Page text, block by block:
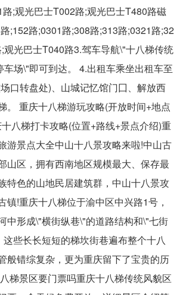
;观光巴士T002路;观光巴士T480路磁
;152路;0301路;308路;313路;0321路;32
观光巴士T040路3.驾车导航\"十八梯传统
车场\"即可到达。 4.出租车乘坐出租车至
口转盘处)、山城记忆馆门囗、解放西
。 重庆十八梯游玩攻略(开放时间+地点
八梯打卡攻略(位置+路线+景点介绍)重
游景点大全中山十八景攻略来啦!中山古
山区，拥有西南地区规模最大、保存最
特色的山地民居建筑群，中山十八景攻
镇!重庆十八梯位于渝中区中兴路1号，
中形成\"横街纵巷\"的道路结构和\"七街
些长长短短的梯坎街巷遍布整个十八
般错综复杂，更为重庆留下了宝贵的历
梯景区要门票吗重庆十八梯传统风貌区